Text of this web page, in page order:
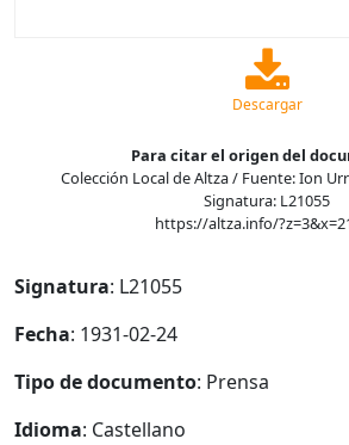
Descargar
Para citar el origen del
Colección Local de Altza / Fuente: Ion
Signatura: L21055
https://altza.info/
Signatura: L21055
Fecha: 1931-02-24
Tipo de documento: Prensa
Idioma: Castellano